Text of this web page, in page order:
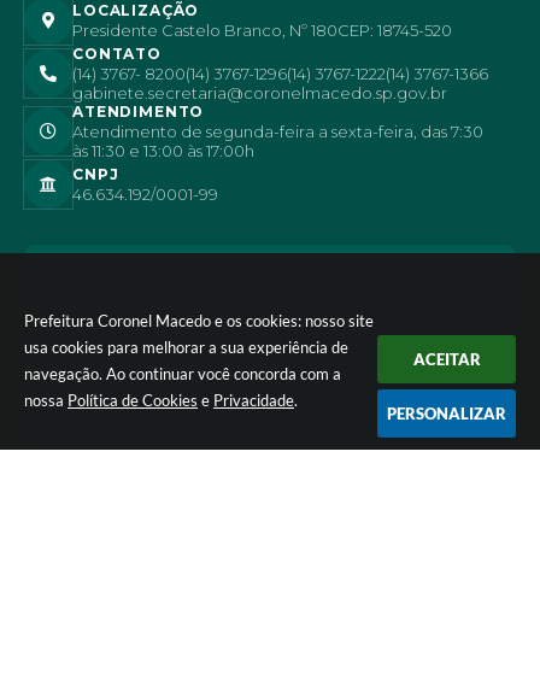
Prefeitura Coronel Macedo e os cookies: nosso site
usa cookies para melhorar a sua experiência de
navegação. Ao continuar você concorda com a
nossa Política de Cookies e Privacidade.
ACEITAR
PERSONALIZAR
LOCALIZAÇÃO
Presidente Castelo Branco, Nº 180CEP: 18745-520
CONTATO
(14) 3767- 8200(14) 3767-1296(14) 3767-1222(14) 3767-1366
gabinete.secretaria@coronelmacedo.sp.gov.br
ATENDIMENTO
Atendimento de segunda-feira a sexta-feira, das 7:30
às 11:30 e 13:00 às 17:00h
CNPJ
46.634.192/0001-99